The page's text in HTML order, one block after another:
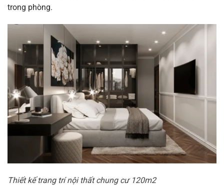
trong phòng.
Thiết kế trang trí nội thất chung cư 120m2